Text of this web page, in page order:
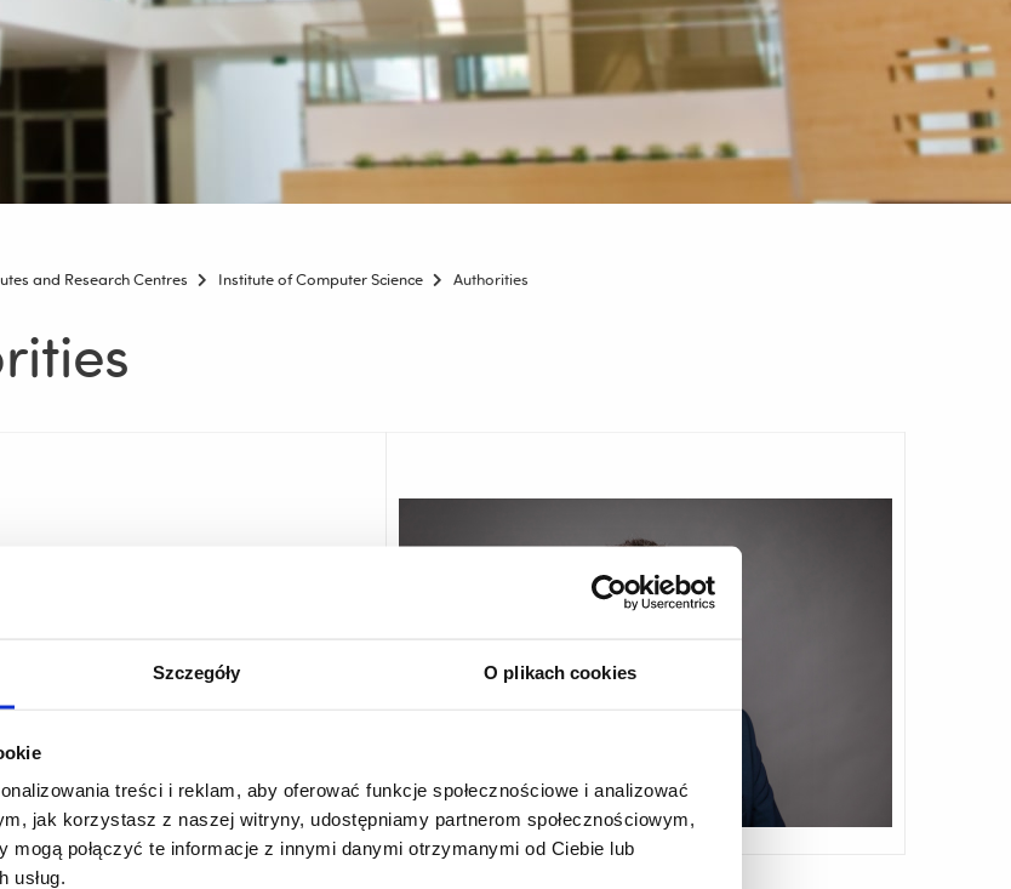
Szczegóły O plikach cookies
treści i reklam, aby oferować funkcje społecznościowe i analizować
jak korzystasz z naszej witryny, udostępniamy partnerom społecznościowym,
połączyć te informacje z innymi danymi otrzymanymi od Ciebie lub
usług.
and Research Centres Institute of Computer Science Authorities
B1, 3rd Floor)